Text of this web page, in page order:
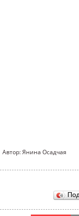
Автор: Янина Осадчая